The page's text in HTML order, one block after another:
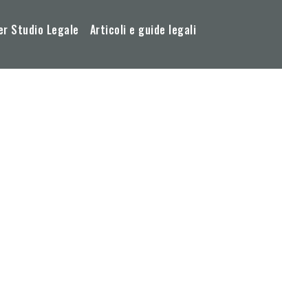
Studio Legale Articoli e guide legali